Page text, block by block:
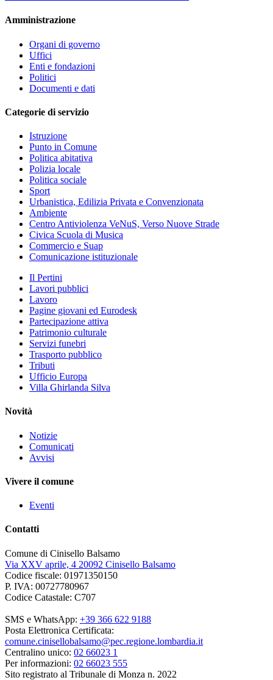
Amministrazione
Organi di governo
Uffici
Enti e fondazioni
Politici
Documenti e dati
Categorie di servizio
Istruzione
Punto in Comune
Politica abitativa
Polizia locale
Politica sociale
Sport
Urbanistica, Edilizia Privata e Convenzionata
Ambiente
Centro Antiviolenza VeNuS, Verso Nuove Strade
Civica Scuola di Musica
Commercio e Suap
Comunicazione istituzionale
Il Pertini
Lavori pubblici
Lavoro
Pagine giovani ed Eurodesk
Partecipazione attiva
Patrimonio culturale
Servizi funebri
Trasporto pubblico
Tributi
Ufficio Europa
Villa Ghirlanda Silva
Novità
Notizie
Comunicati
Avvisi
Vivere il comune
Eventi
Contatti
Comune di Cinisello Balsamo
Via XXV aprile, 4 20092 Cinisello Balsamo
Codice fiscale: 01971350150
P. IVA: 00727780967
Codice Catastale: C707
SMS e WhatsApp: +39 366 622 9188
Posta Elettronica Certificata:
comune.cinisellobalsamo@pec.regione.lombardia.it
Centralino unico: 02 66023 1
Per informazioni: 02 66023 555
Sito registrato al Tribunale di Monza n. 2022